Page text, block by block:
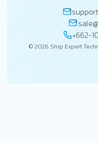
+662-
© 2026 Ship Expert